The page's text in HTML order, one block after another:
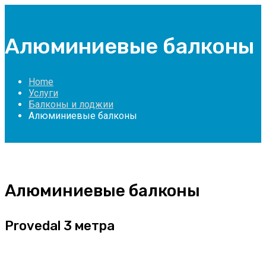
Алюминиевые балконы
Home
Услуги
Балконы и лоджии
Алюминиевые балконы
Алюминиевые балконы
Provedal 3 метра